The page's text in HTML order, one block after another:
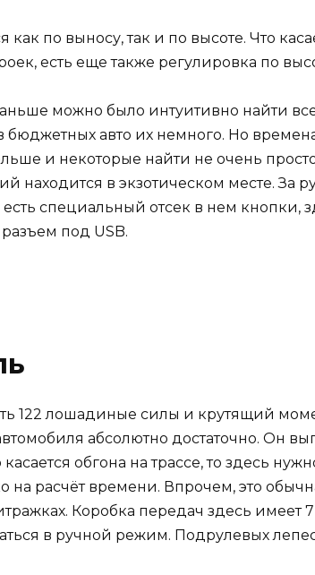
как по выносу, так и по высоте. Что
есть еще также регулировка по
можно было интуитивно найти
бюджетных авто их немного. Но
и некоторые найти не очень
находится в экзотическом месте. За
специальный отсек в нем кнопки,
под USB.
122 лошадиные силы и крутящий
абсолютно достаточно. Он
обгона на трассе, то здесь
на расчёт времени. Впрочем, это
Коробка передач здесь имеет
в ручной режим. Подрулевых